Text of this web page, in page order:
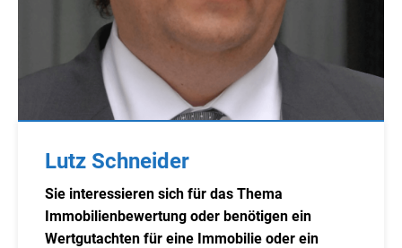
Lutz Schneider
Sie interessieren sich für das Thema
Immobilienbewertung oder benötigen ein
Wertgutachten für eine Immobilie oder ein